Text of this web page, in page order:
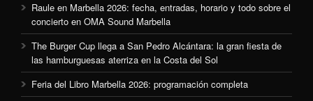
Raule en Marbella 2026: fecha, entradas, horario y todo sobre el
concierto en OMA Sound Marbella
The Burger Cup llega a San Pedro Alcántara: la gran fiesta de
las hamburguesas aterriza en la Costa del Sol
Feria del Libro Marbella 2026: programación completa